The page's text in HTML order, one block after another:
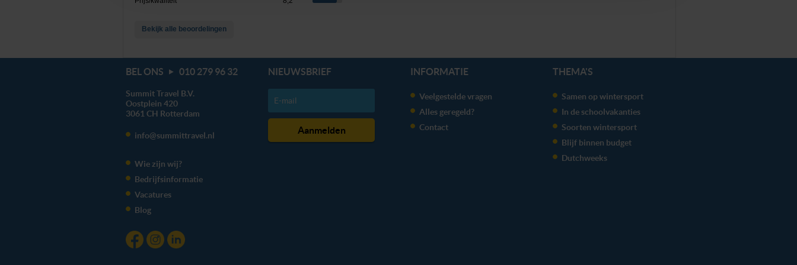
We werken samen met 20 derdendie uw gegevens kunnen ontvangen en verwerken.
Bekijk alle beoordelingen
BEL ONS 010 279 96 32
Summit Travel B.V.
Oostplein 420
3061 CH Rotterdam
info@summittravel.nl
Wie zijn wij?
Bedrijfsinformatie
Vacatures
Blog
NIEUWSBRIEF INFORMATIE
Veelgestelde vragen
Alles geregeld?
Contact
THEMA'S
Samen op wintersport
In de schoolvakanties
Soorten wintersport
Blijf binnen budget
Dutchweeks